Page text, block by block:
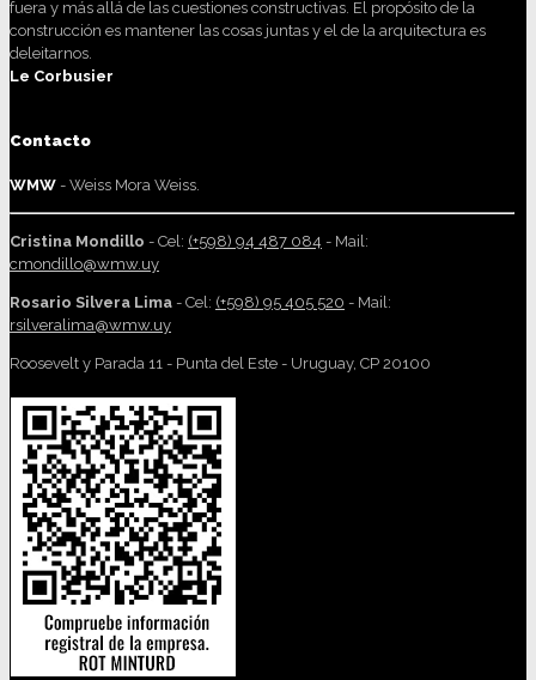
fuera y más allá de las cuestiones constructivas. El propósito de la
construcción es mantener las cosas juntas y el de la arquitectura es
deleitarnos.
Le Corbusier
Contacto
WMW - Weiss Mora Weiss.
Cristina Mondillo - Cel: (+598) 94 487 084 - Mail:
cmondillo@wmw.uy
Rosario Silvera Lima - Cel: (+598) 95 405 520 - Mail:
rsilveralima@wmw.uy
Roosevelt y Parada 11 - Punta del Este - Uruguay, CP 20100